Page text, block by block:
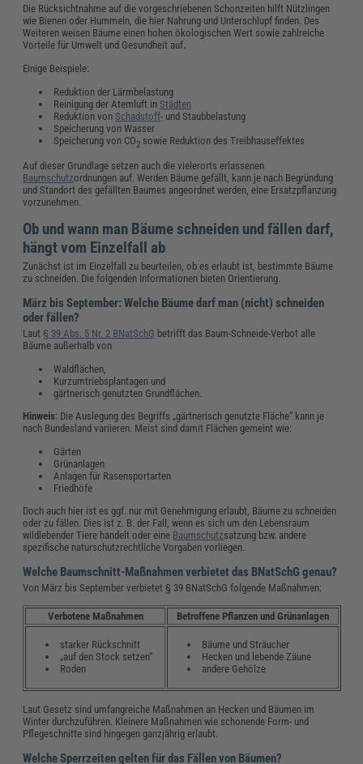
Die Rücksichtnahme auf die vorgeschriebenen Schonzeiten hilft Nützlingen
wie Bienen oder Hummeln, die hier Nahrung und Unterschlupf finden. Des
Weiteren weisen Bäume einen hohen ökologischen Wert sowie zahlreiche
Vorteile für Umwelt und Gesundheit auf.
Einige Beispiele:
Reduktion der Lärmbelastung
Reinigung der Atemluft in Städten
Reduktion von Schadstoff- und Staubbelastung
Speicherung von Wasser
Speicherung von CO2 sowie Reduktion des Treibhauseffektes
Auf dieser Grundlage setzen auch die vielerorts erlassenen
Baumschutzordnungen auf. Werden Bäume gefällt, kann je nach Begründung
und Standort des gefällten Baumes angeordnet werden, eine Ersatzpflanzung
vorzunehmen.
Ob und wann man Bäume schneiden und fällen darf,
hängt vom Einzelfall ab
Zunächst ist im Einzelfall zu beurteilen, ob es erlaubt ist, bestimmte Bäume
zu schneiden. Die folgenden Informationen bieten Orientierung.
März bis September: Welche Bäume darf man (nicht) schneiden
oder fällen?
Laut § 39 Abs. 5 Nr. 2 BNatSchG betrifft das Baum-Schneide-Verbot alle
Bäume außerhalb von
Waldflächen,
Kurzumtriebsplantagen und
gärtnerisch genutzten Grundflächen.
Hinweis: Die Auslegung des Begriffs „gärtnerisch genutzte Fläche“ kann je
nach Bundesland variieren. Meist sind damit Flächen gemeint wie:
Gärten
Grünanlagen
Anlagen für Rasensportarten
Friedhöfe
Doch auch hier ist es ggf. nur mit Genehmigung erlaubt, Bäume zu schneiden
oder zu fällen. Dies ist z. B. der Fall, wenn es sich um den Lebensraum
wildlebender Tiere handelt oder eine Baumschutzsatzung bzw. andere
spezifische naturschutzrechtliche Vorgaben vorliegen.
Welche Baumschnitt-Maßnahmen verbietet das BNatSchG genau?
Von März bis September verbietet § 39 BNatSchG folgende Maßnahmen:
Verbotene Maßnahmen Betroffene Pflanzen und Grünanlagen
starker Rückschnitt
„auf den Stock setzen“
Roden
Bäume und Sträucher
Hecken und lebende Zäune
andere Gehölze
Laut Gesetz sind umfangreiche Maßnahmen an Hecken und Bäumen im
Winter durchzuführen. Kleinere Maßnahmen wie schonende Form- und
Pflegeschnitte sind hingegen ganzjährig erlaubt.
Welche Sperrzeiten gelten für das Fällen von Bäumen?